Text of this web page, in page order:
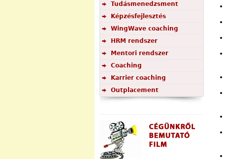
Tudásmenedzsment
Képzésfejlesztés
WingWave coaching
HRM rendszer
Mentori rendszer
Coaching
Karrier coaching
Outplacement